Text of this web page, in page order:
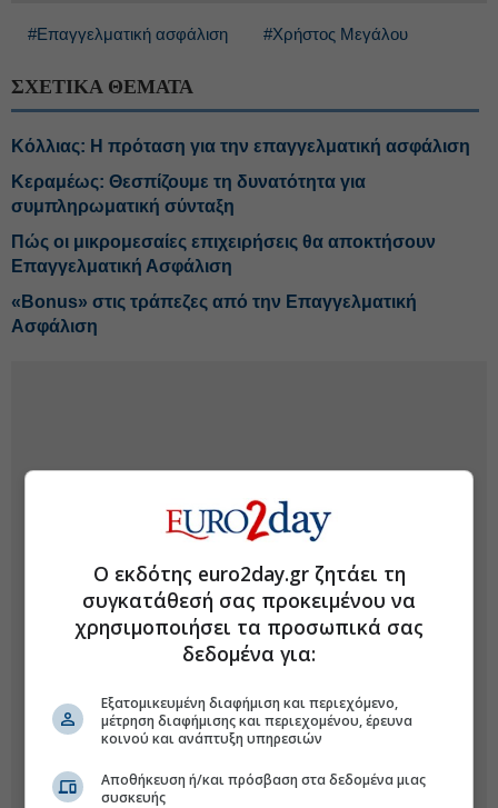
#Επαγγελματική ασφάλιση #Χρήστος Μεγάλου
ΣΧΕΤΙΚΑ ΘΕΜΑΤΑ
Κόλλιας: Η πρόταση για την επαγγελματική ασφάλιση
Κεραμέως: Θεσπίζουμε τη δυνατότητα για
συμπληρωματική σύνταξη
Πώς οι μικρομεσαίες επιχειρήσεις θα αποκτήσουν
Επαγγελματική Ασφάλιση
«Bonus» στις τράπεζες από την Επαγγελματική
Ασφάλιση
Ο εκδότης euro2day.gr ζητάει τη
συγκατάθεσή σας προκειμένου να
χρησιμοποιήσει τα προσωπικά σας
δεδομένα για:
Εξατομικευμένη διαφήμιση και περιεχόμενο,
μέτρηση διαφήμισης και περιεχομένου, έρευνα
κοινού και ανάπτυξη υπηρεσιών
Αποθήκευση ή/και πρόσβαση στα δεδομένα μιας
συσκευής